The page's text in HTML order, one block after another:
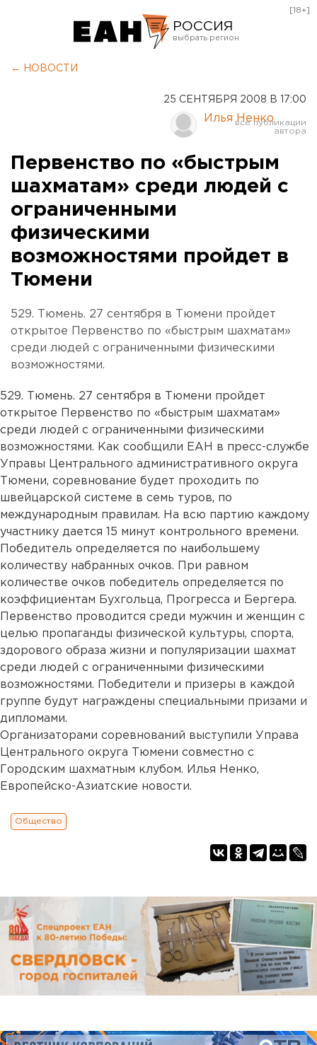
РОССИЯ
Курган
Оренбург
[18+]
← НОВОСТИ
25 СЕНТЯБРЯ 2008 В 17:00
Илья Ненко
Первенство по «быстрым
шахматам» среди людей с
ограниченными
физическими
возможностями пройдет в
Тюмени
529. Тюмень. 27 сентября в Тюмени пройдет
открытое Первенство по «быстрым шахматам»
среди людей с ограниченными физическими
возможностями.
529. Тюмень. 27 сентября в Тюмени пройдет
открытое Первенство по «быстрым шахматам»
среди людей с ограниченными физическими
возможностями. Как сообщили ЕАН в пресс-службе
Управы Центрального административного округа
Тюмени, соревнование будет проходить по
швейцарской системе в семь туров, по
международным правилам. На всю партию каждому
участнику дается 15 минут контрольного времени.
Победитель определяется по наибольшему
количеству набранных очков. При равном
количестве очков победитель определяется по
коэффициентам Бухгольца, Прогресса и Бергера.
Первенство проводится среди мужчин и женщин с
целью пропаганды физической культуры, спорта,
здорового образа жизни и популяризации шахмат
среди людей с ограниченными физическими
возможностями. Победители и призеры в каждой
группе будут награждены специальными призами и
дипломами.
Организаторами соревнований выступили Управа
Центрального округа Тюмени совместно с
Городским шахматным клубом. Илья Ненко,
Европейско-Азиатские новости.
Общество